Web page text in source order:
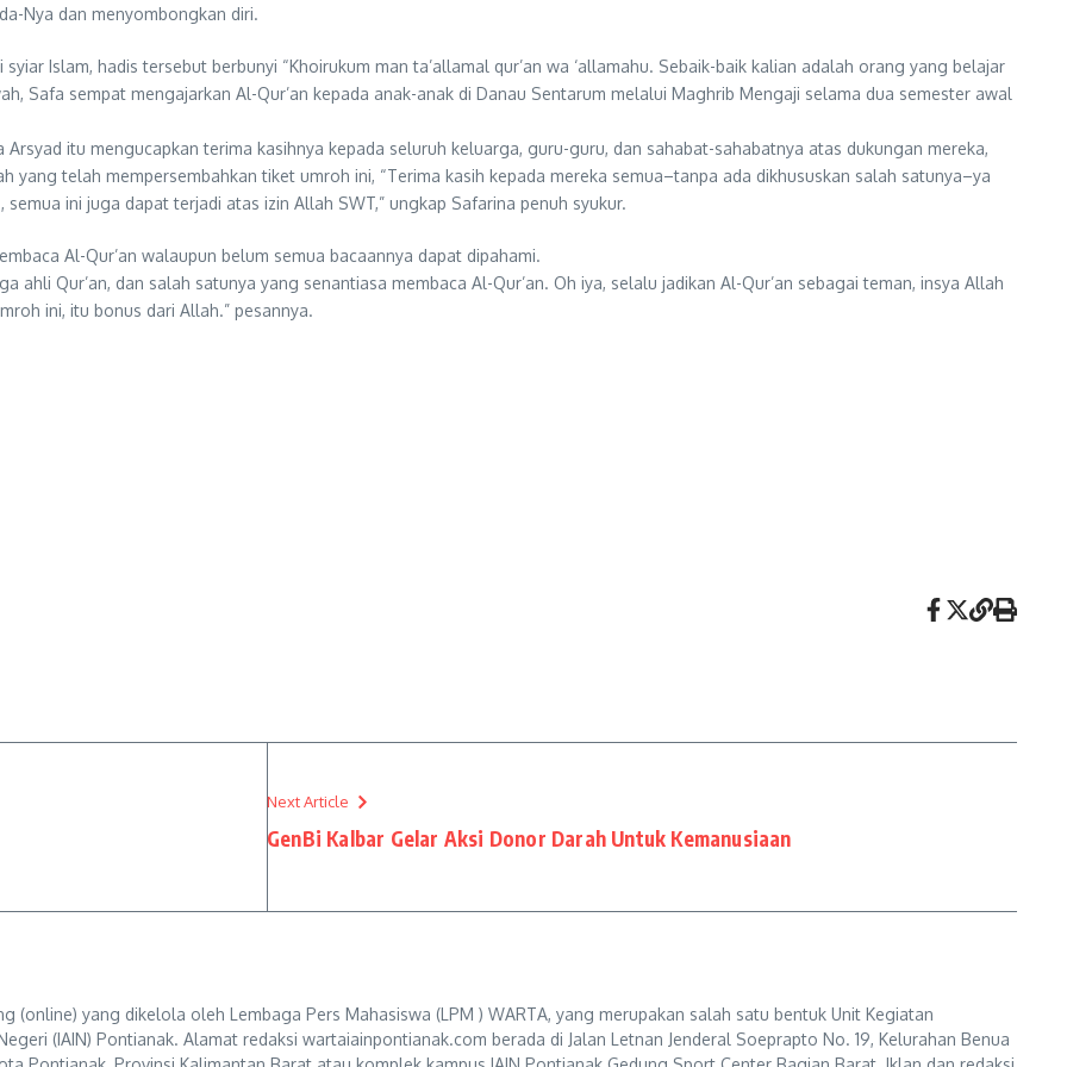
Nya dan menyombongkan diri.
Islam, hadis tersebut berbunyi “Khoirukum man ta’allamal qur’an wa ‘allamahu. Sebaik-baik kalian adalah orang yang belajar
Safa sempat mengajarkan Al-Qur’an kepada anak-anak di Danau Sentarum melalui Maghrib Mengaji selama dua semester awal
itu mengucapkan terima kasihnya kepada seluruh keluarga, guru-guru, dan sahabat-sahabatnya atas dukungan mereka,
yang telah mempersembahkan tiket umroh ini, “Terima kasih kepada mereka semua–tanpa ada dikhususkan salah satunya–ya
ini juga dapat terjadi atas izin Allah SWT,” ungkap Safarina penuh syukur.
Al-Qur’an walaupun belum semua bacaannya dapat dipahami.
ahli Qur’an, dan salah satunya yang senantiasa membaca Al-Qur’an. Oh iya, selalu jadikan Al-Qur’an sebagai teman, insya Allah
ini, itu bonus dari Allah.” pesannya.
Next Article
GenBi Kalbar Gelar Aksi Donor Darah Untuk Kemanusiaan
(online) yang dikelola oleh Lembaga Pers Mahasiswa (LPM ) WARTA, yang merupakan salah satu bentuk Unit Kegiatan
(IAIN) Pontianak. Alamat redaksi wartaiainpontianak.com berada di Jalan Letnan Jenderal Soeprapto No. 19, Kelurahan Benua